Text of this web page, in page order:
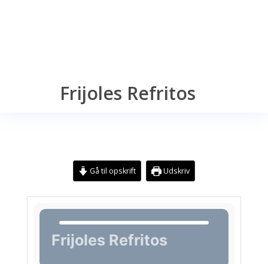
Frijoles Refritos
Gå til opskrift Udskriv
Frijoles Refritos